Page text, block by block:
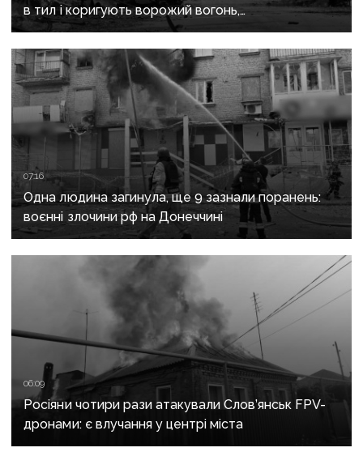
в тил і коригують ворожий вогонь,
на Краматорському «промацують» слабкі
ділянки
07:16
Одна людина загинула, ще 9 зазнали поранень:
воєнні злочини рф на Донеччині
06:09
Росіяни чотири рази атакували Слов’янськ FPV-
дронами: є влучання у центрі міста